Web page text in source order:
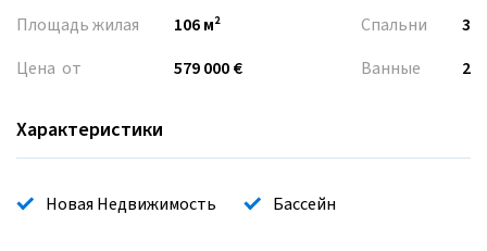
Площадь жилая
106 м²
Цена от
579 000 €
Спальни
3
Ванные
2
Характеристики
Новая Недвижимость Бассейн